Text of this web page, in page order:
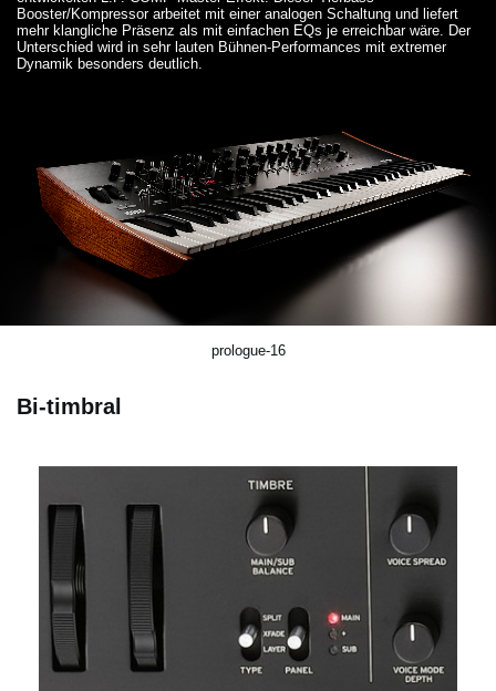
Booster/Kompressor arbeitet mit einer analogen Schaltung und liefert
mehr klangliche Präsenz als mit einfachen EQs je erreichbar wäre. Der
Unterschied wird in sehr lauten Bühnen-Performances mit extremer
Dynamik besonders deutlich.
prologue-16
Bi-timbral